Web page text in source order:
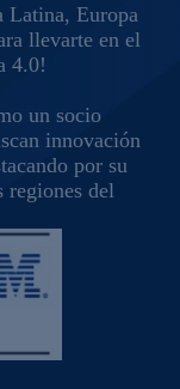
Latina, Europa
llevarte en el
4.0!
un socio
innovación
por su
regiones del